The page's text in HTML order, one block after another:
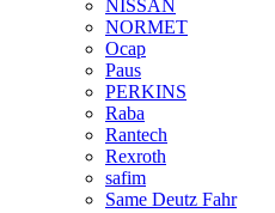
NISSAN
NORMET
Ocap
Paus
PERKINS
Raba
Rantech
Rexroth
safim
Same Deutz Fahr